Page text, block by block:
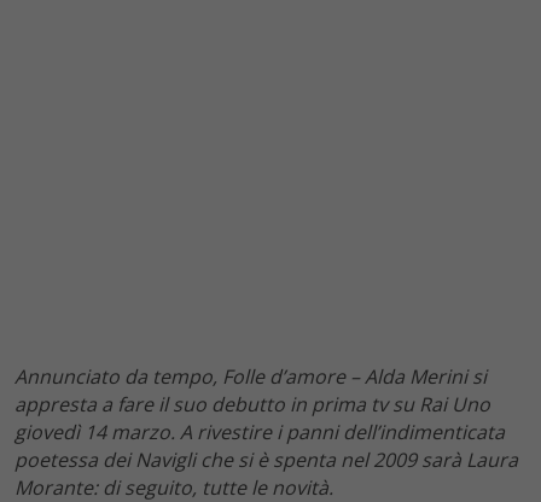
Annunciato da tempo, Folle d’amore – Alda Merini si
appresta a fare il suo debutto in prima tv su Rai Uno
giovedì 14 marzo. A rivestire i panni dell’indimenticata
poetessa dei Navigli che si è spenta nel 2009 sarà Laura
Morante: di seguito, tutte le novità.